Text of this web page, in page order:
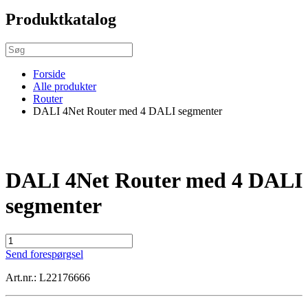
Produktkatalog
Forside
Alle produkter
Router
DALI 4Net Router med 4 DALI segmenter
DALI 4Net Router med 4 DALI
segmenter
DALI
4Net
med
Send forespørgsel
Art.nr.: L22176666